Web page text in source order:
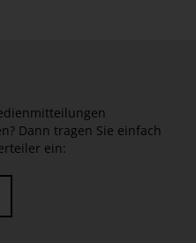
Dann tragen Sie einfach
ein: